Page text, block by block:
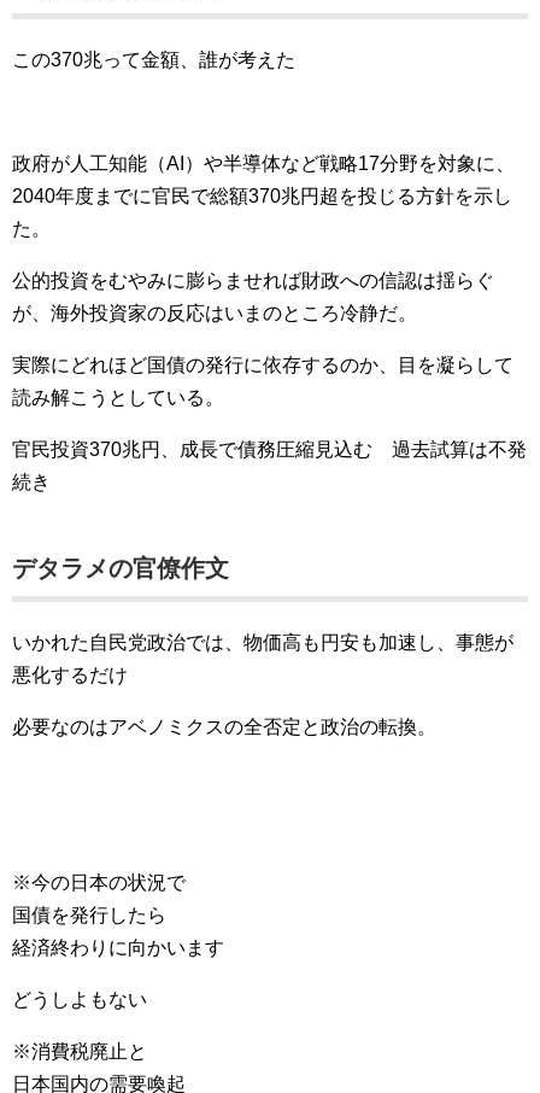
この370兆って金額、誰が考えた
政府が人工知能（AI）や半導体など戦略17分野を対象に、
2040年度までに官民で総額370兆円超を投じる方針を示し
た。
公的投資をむやみに膨らませれば財政への信認は揺らぐ
が、海外投資家の反応はいまのところ冷静だ。
実際にどれほど国債の発行に依存するのか、目を凝らして
読み解こうとしている。
官民投資370兆円、成長で債務圧縮見込む 過去試算は不発
続き
デタラメの官僚作文
いかれた自民党政治では、物価高も円安も加速し、事態が
悪化するだけ
必要なのはアベノミクスの全否定と政治の転換。
※今の日本の状況で
国債を発行したら
経済終わりに向かいます
どうしよもない
※消費税廃止と
日本国内の需要喚起